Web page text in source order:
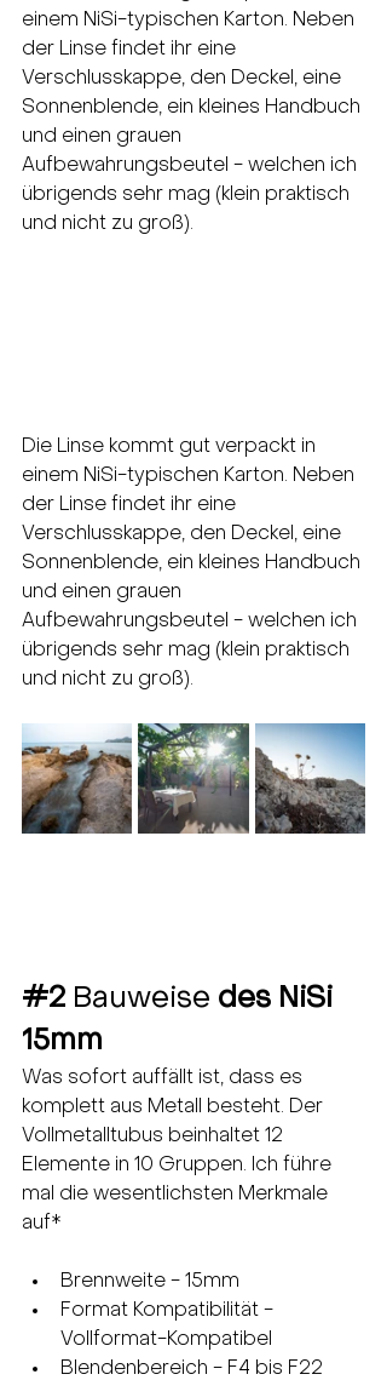
einem NiSi-typischen Karton. Neben
der Linse findet ihr eine
Verschlusskappe, den Deckel, eine
Sonnenblende, ein kleines Handbuch
und einen grauen
Aufbewahrungsbeutel - welchen ich
übrigends sehr mag (klein praktisch
und nicht zu groß).
Die Linse kommt gut verpackt in
einem NiSi-typischen Karton. Neben
der Linse findet ihr eine
Verschlusskappe, den Deckel, eine
Sonnenblende, ein kleines Handbuch
und einen grauen
Aufbewahrungsbeutel - welchen ich
übrigends sehr mag (klein praktisch
und nicht zu groß).
#2 Bauweise des NiSi
15mm
Was sofort auffällt ist, dass es
komplett aus Metall besteht. Der
Vollmetalltubus beinhaltet 12
Elemente in 10 Gruppen. Ich führe
mal die wesentlichsten Merkmale
auf*
Brennweite - 15mm
Format Kompatibilität -
Vollformat-Kompatibel
Blendenbereich - F4 bis F22